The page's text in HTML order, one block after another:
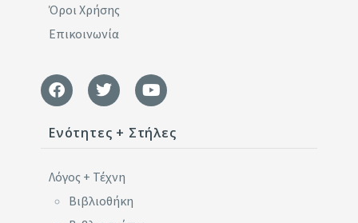
Όροι Χρήσης
Επικοινωνία
Ενότητες + Στήλες
Λόγος + Τέχνη
Βιβλιοθήκη